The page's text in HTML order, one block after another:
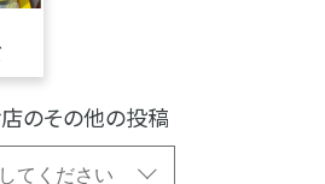
のその他の投稿